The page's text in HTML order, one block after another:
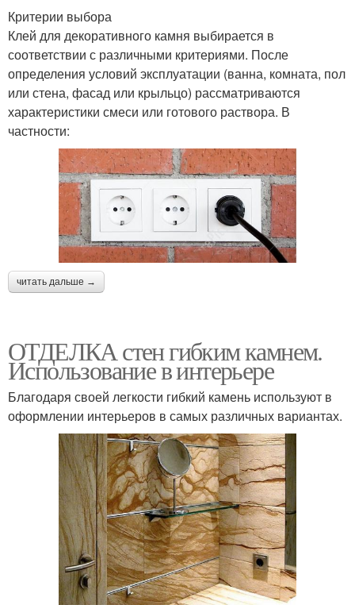
Критерии выбора
Клей для декоративного камня выбирается в
соответствии с различными критериями. После
определения условий эксплуатации (ванна, комната, пол
или стена, фасад или крыльцо) рассматриваются
характеристики смеси или готового раствора. В
частности:
читать дальше →
ОТДЕЛКА стен гибким камнем.
Использование в интерьере
Благодаря своей легкости гибкий камень используют в
оформлении интерьеров в самых различных вариантах.